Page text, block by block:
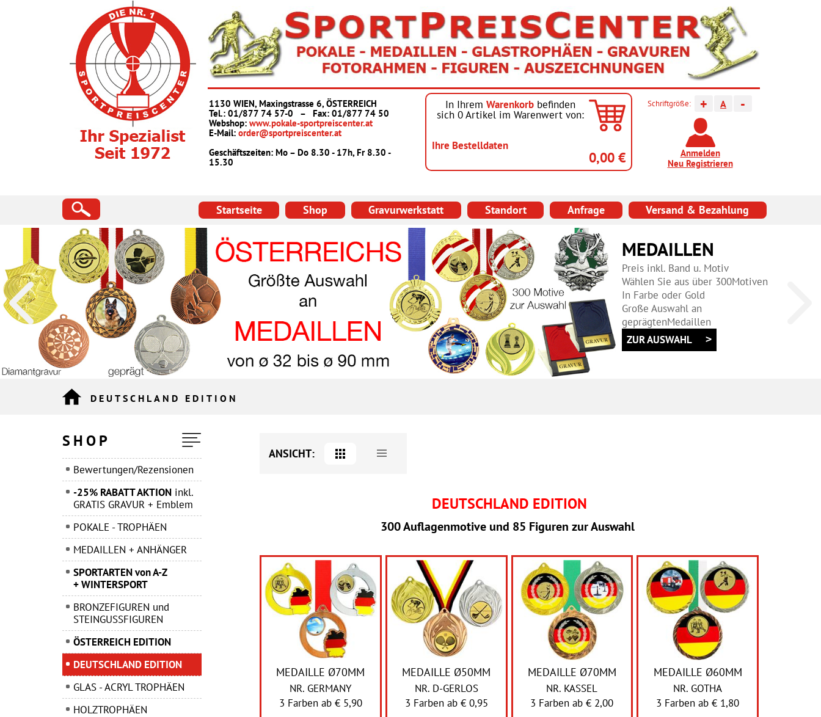
1130 WIEN, Maxingstrasse 6, ÖSTERREICH
Tel.: 01/877 74 57-0
– Fax: 01/877 74 50
Webshop: www.pokale-sportpreiscenter.at
E-Mail: order@sportpreiscenter.at
Geschäftszeiten: Mo – Do 8.30 - 17h, Fr 8.30 -
15.30
Schriftgröße: + A -
Anmelden
Neu Registrieren
In Ihrem Warenkorb befinden
sich 0Artikel im Warenwert von:
Ihre Bestelldaten
0,00 €
Startseite Shop Gravurwerkstatt Standort Anfrage Versand & Bezahlung
POKALSERIEN
Österreichs größte Auswahl
Vom Minicup bis Prunkpokal!
Wahlweise mit Figur oderMotiv
MIT PERSÖNLICHER GRAVUR
DEUTSCHLAND EDITION
SHOP
Bewertungen/Rezensionen
-25% RABATT AKTION inkl.
GRATIS GRAVUR + Emblem
POKALE - TROPHÄEN
MEDAILLEN + ANHÄNGER
SPORTARTEN von A-Z
+ WINTERSPORT
BRONZEFIGUREN und
STEINGUSSFIGUREN
ÖSTERREICH EDITION
DEUTSCHLAND EDITION
GLAS - ACRYL TROPHÄEN
HOLZTROPHÄEN
ANSICHT:
DEUTSCHLAND EDITION
300 Auflagenmotive und 85 Figuren zur Auswahl
MEDAILLE Ø70MM
NR. GERMANY
3 Farben ab € 5,90
MEDAILLE Ø50MM
NR. D-GERLOS
3 Farben ab € 0,95
MEDAILLE Ø70MM
NR. KASSEL
3 Farben ab€ 2,00
MEDAILLE Ø60MM
NR. GOTHA
3 Farben ab€ 1,80